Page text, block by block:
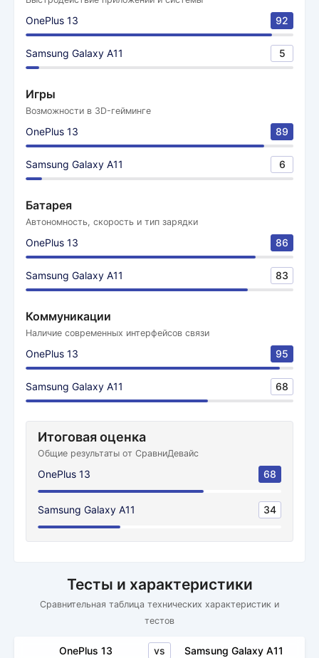
OnePlus 13 92
Samsung Galaxy A11 5
Игры
Возможности в 3D-гейминге
OnePlus 13 89
Samsung Galaxy A11 6
Батарея
Автономность, скорость и тип зарядки
OnePlus 13 86
Samsung Galaxy A11 83
Коммуникации
Наличие современных интерфейсов связи
OnePlus 13 95
Samsung Galaxy A11 68
Итоговая оценка
Общие результаты от СравниДевайс
OnePlus 13 68
Samsung Galaxy A11 34
Тесты и характеристики
Сравнительная таблица технических характеристик и
тестов
OnePlus 13 vs Samsung Galaxy A11